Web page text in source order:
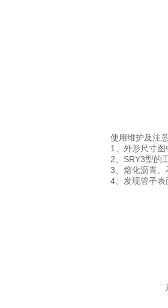
使用维护及注
1、外形尺寸
2、SRY3型的
3、熔化沥青
4、发现管子